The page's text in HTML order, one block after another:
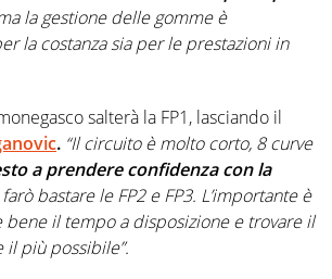
la gestione delle gomme è
la costanza sia per le prestazioni in
salterà la FP1, lasciando il
. “Il circuito è molto corto, 8 curve
a prendere confidenza con la
bastare le FP2 e FP3. L’importante è
il tempo a disposizione e trovare il
più possibile”.